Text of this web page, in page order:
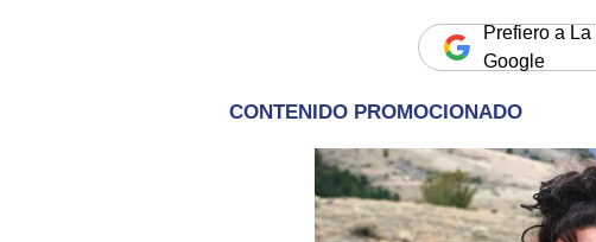
Prefiero a
Google